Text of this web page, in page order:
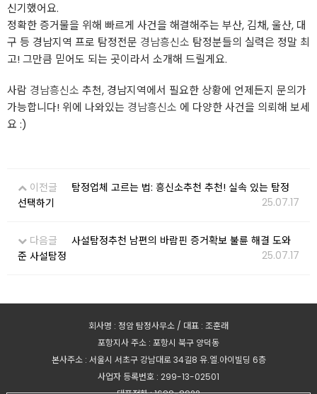
신기했어요.
정확한 증거물을 위해 빠르게 사건을 해결해주는 부산, 김채, 울산, 대
구 등 경남지역 프로 탐정전문 경남흥신소 탐정분들의 실력은 정말 최
고! 그만큼 믿어도 되는 곳이라서 소개해 드릴게요.
사람 경남흥신소 추천, 경남지역에서 필요한 상황에 언제든지 문의가
가능합니다! 위에 나와있는 경남흥신소 에 다양한 사건을 의뢰해 보세
요 :)
이전글
탐정업체 고르는 법: 흥신소추천 추천! 실속 있는 탐정
선택하기
25.07.17
다음글
사설탐정추천 남편의 바람핀 증거확보 불륜 해결 도와
준 사설탐정
25.07.17
회사명 : 정암 탐정사무소 / 대표 : 조훈래
포항지사 주소 : 포항시 북구 양덕동
본사주소 : 서울시 서초구 강남대로 34길8 유.엘.아이빌딩 6층
사업자 등록번호 : 299-13-02501